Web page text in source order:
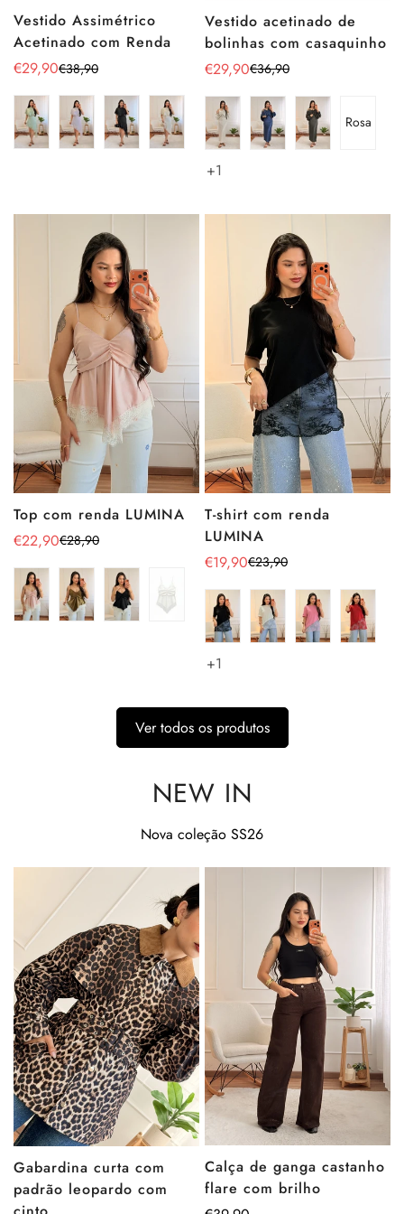
Vestido Assimétrico
Acetinado com Renda
Preço
de
venda
€29,90
Preço
regular
€38,90
Vestido acetinado de
bolinhas com casaquinho
Preço
de
venda
€29,90
Preço
regular
€36,90
Rosa
+1
Top com renda LUMINA
Preço
de
venda
€22,90
Preço
regular
€28,90
T-shirt com renda
LUMINA
Preço
de
venda
€19,90
Preço
regular
€23,90
+1
Ver todos os produtos
NEW IN
Nova coleção SS26
Gabardina curta com
padrão leopardo com
Calça de ganga castanho
flare com brilho